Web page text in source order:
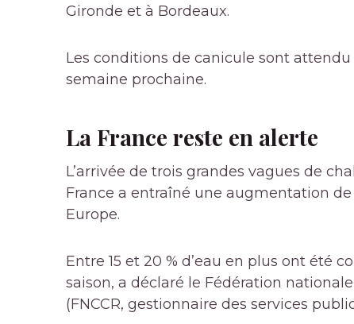
Gironde et à Bordeaux.
Les conditions de canicule sont attendu
semaine prochaine.
La France reste en alerte
L’arrivée de trois grandes vagues de
France a entraîné une augmentation
Europe.
Entre 15 et 20 % d’eau en plus ont été
saison, a déclaré le Fédération
(FNCCR, gestionnaire des services